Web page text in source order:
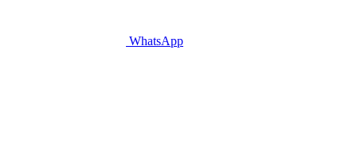
WhatsApp